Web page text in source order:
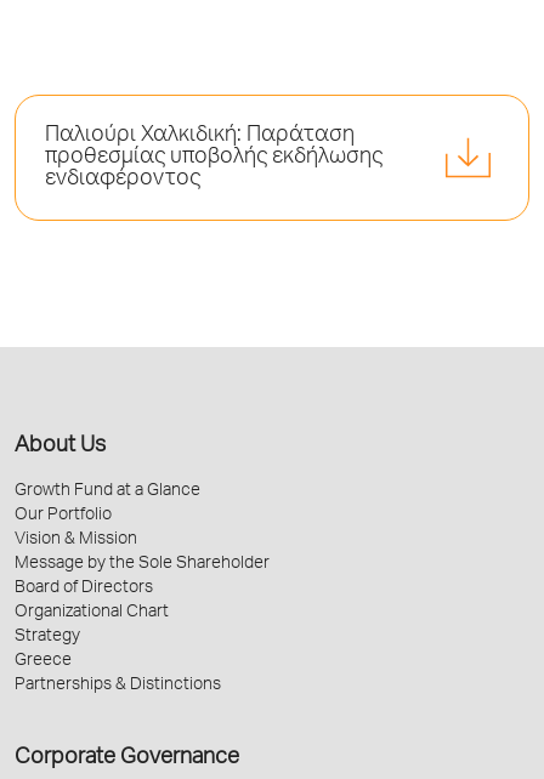
Παλιούρι Χαλκιδική: Παράταση
προθεσμίας υποβολής εκδήλωσης
ενδιαφέροντος
About Us
Growth Fund at a Glance
Our Portfolio
Vision & Mission
Message by the Sole Shareholder
Board of Directors
Organizational Chart
Strategy
Greece
Partnerships & Distinctions
Corporate Governance